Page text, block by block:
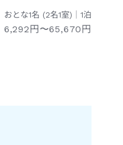
おとな1名 (2名1室)｜ 1泊
6,292円〜65,670円